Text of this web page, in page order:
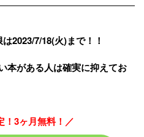
2023/7/18(火)まで！！
本がある人は確実に抑えてお
！3ヶ月無料！／